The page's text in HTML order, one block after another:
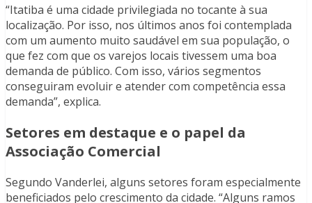
“Itatiba é uma cidade privilegiada no tocante à sua
localização. Por isso, nos últimos anos foi contemplada
com um aumento muito saudável em sua população, o
que fez com que os varejos locais tivessem uma boa
demanda de público. Com isso, vários segmentos
conseguiram evoluir e atender com competência essa
demanda”, explica.
Setores em destaque e o papel da
Associação Comercial
Segundo Vanderlei, alguns setores foram especialmente
beneficiados pelo crescimento da cidade. “Alguns ramos